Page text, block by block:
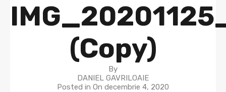
(Copy)
By
DANIEL GAVRILOAIE
Posted in On decembrie 4, 2020